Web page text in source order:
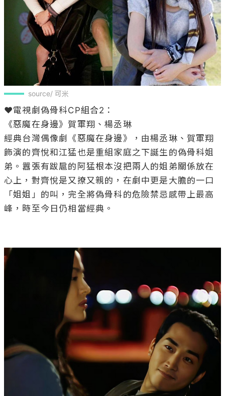
source/ 可米
❤️電視劇偽骨科CP組合2：
《惡魔在身邊》賀軍翔、楊丞琳
經典台灣偶像劇《惡魔在身邊》，由楊丞琳、賀軍翔
飾演的齊悅和江猛也是重組家庭之下誕生的偽骨科姐
弟。囂張有跋扈的阿猛根本沒把兩人的姐弟關係放在
心上，對齊悅是又撩又親的，在劇中更是大膽的一口
「姐姐」的叫，完全將偽骨科的危險禁忌感帶上最高
峰，時至今日仍相當經典。